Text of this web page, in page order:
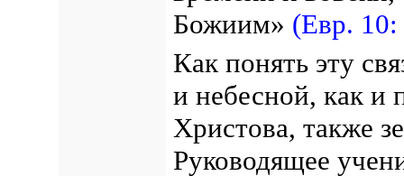
Божиим» (Евр. 10:
Как понять эту
и небесной, как и
Христова, также
Руководящее